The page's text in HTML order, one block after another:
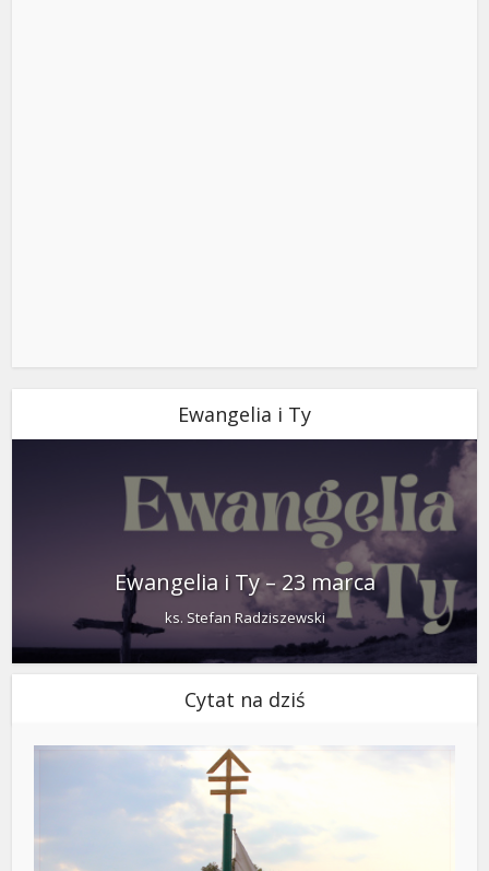
Ewangelia i Ty
Ewangelia i Ty – 23 marca
ks. Stefan Radziszewski
Cytat na dziś